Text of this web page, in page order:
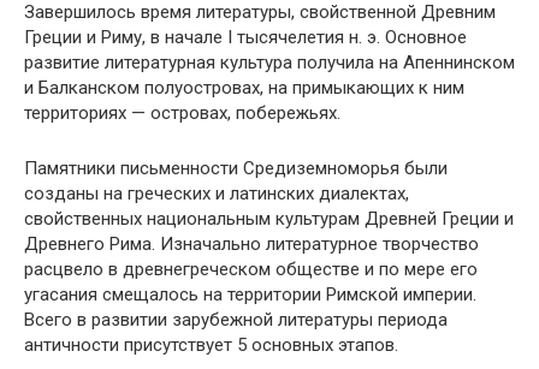
Завершилось время литературы, свойственной Древним
Греции и Риму, в начале I тысячелетия н. э. Основное
развитие литературная культура получила на Апеннинском
и Балканском полуостровах, на примыкающих к ним
территориях — островах, побережьях.
Памятники письменности Средиземноморья были
созданы на греческих и латинских диалектах,
свойственных национальным культурам Древней Греции и
Древнего Рима. Изначально литературное творчество
расцвело в древнегреческом обществе и по мере его
угасания смещалось на территории Римской империи.
Всего в развитии зарубежной литературы периода
античности присутствует 5 основных этапов.